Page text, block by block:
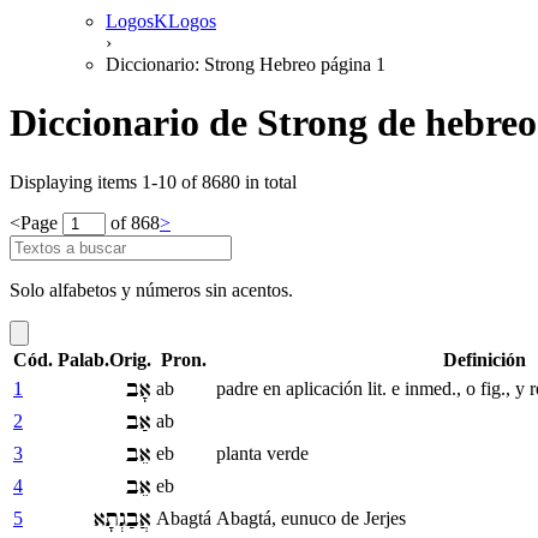
LogosKLogos
›
Diccionario: Strong Hebreo página 1
Diccionario de Strong de hebreo
Displaying items 1-10 of 8680 in total
<Page of 868>
Solo alfabetos y números sin acentos.
Cód. Palab.Orig. Pron.
Definición
1
אָב ab
padre en aplicación lit. e inmed., o fig., y
2
אַב ab
3
אֵב eb
planta verde
4
אֵב eb
5
אֲבַגְתָא Abagtá Abagtá, eunuco de Jerjes